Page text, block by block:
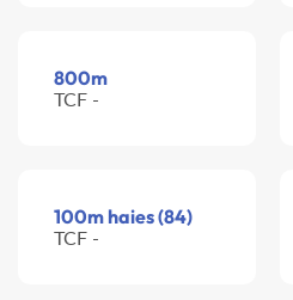
800m
TCF -
100m haies (84)
TCF -